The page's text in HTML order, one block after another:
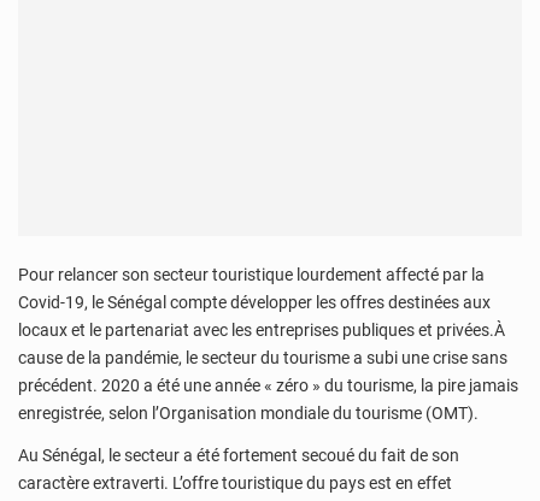
Pour relancer son secteur touristique lourdement affecté par la
Covid-19, le Sénégal compte développer les offres destinées aux
locaux et le partenariat avec les entreprises publiques et privées.À
cause de la pandémie, le secteur du tourisme a subi une crise sans
précédent. 2020 a été une année « zéro » du tourisme, la pire jamais
enregistrée, selon l’Organisation mondiale du tourisme (OMT).
Au Sénégal, le secteur a été fortement secoué du fait de son
caractère extraverti. L’offre touristique du pays est en effet